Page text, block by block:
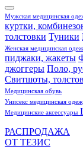
Мужская медицинская
куртки,
толстовки Туники
Женская медицинская
пиджаки, жакеты
джоггеры Поло,
Свитшоты,
Медицинская обувь
Унисекс медицинская
Медицинские аксессуары
РАСПРОДАЖА
ОТ ТЕЗИС